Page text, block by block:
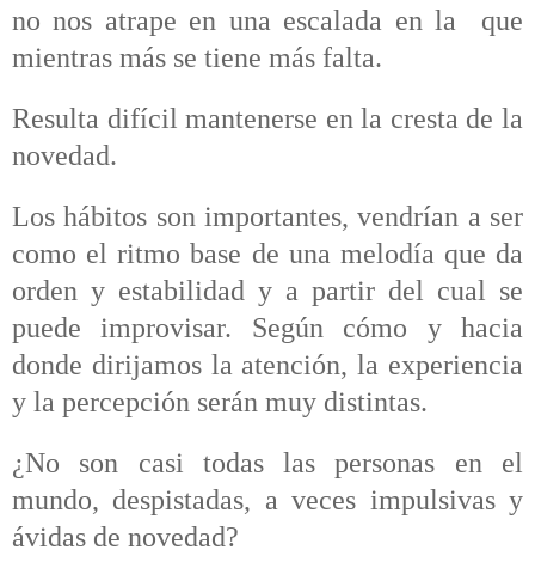
no nos atrape en una escalada en la
que
mientras más se tiene más falta.
Resulta difícil mantenerse en la cresta de la
novedad.
Los hábitos son importantes, vendrían a ser
como el ritmo base de una melodía que da
orden y estabilidad y a partir del cual se
puede improvisar. Según cómo y hacia
donde dirijamos la atención, la experiencia
y la percepción serán muy distintas.
¿No son casi todas las personas en el
mundo, despistadas, a veces impulsivas y
ávidas de novedad?